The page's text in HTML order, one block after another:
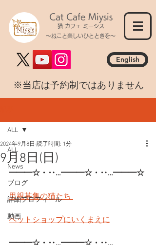
Cat Cafe Miysis
猫 カフェ ミーシス
～ねこと楽しいひとときを～
English
​※当店は予約制ではありません
ALL
News
ブログ
詳細プロフィール
動画
ALL
9月8日(日)
2024年9月8日 読了時間: 1分
━━━☆・‥…━━━☆・‥…━━━☆
里親募集の猫たち
ペットショップにいくまえに